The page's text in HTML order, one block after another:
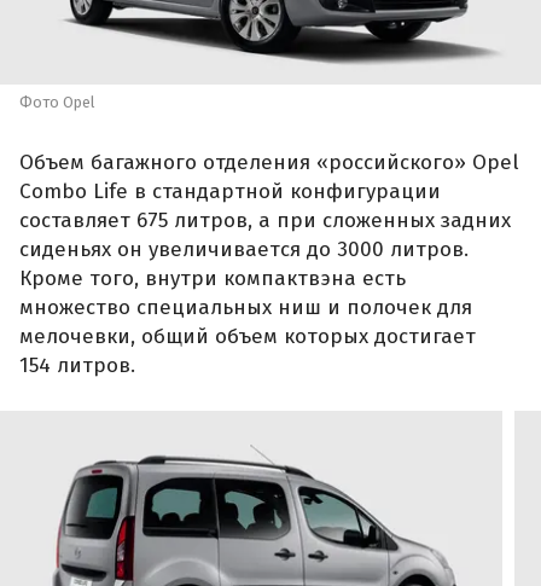
Фото Opel
Объем багажного отделения «российского» Opel
Combo Life в стандартной конфигурации
составляет 675 литров, а при сложенных задних
сиденьях он увеличивается до 3000 литров.
Кроме того, внутри компактвэна есть
множество специальных ниш и полочек для
мелочевки, общий объем которых достигает
154 литров.